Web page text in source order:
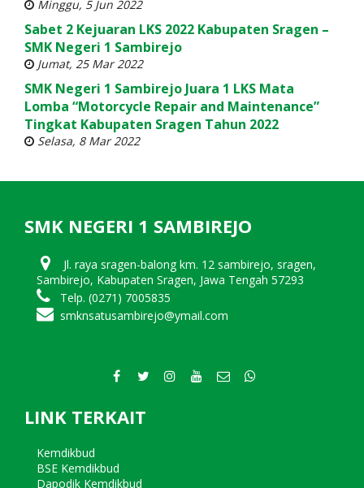
Minggu, 5 Jun 2022
Sabet 2 Kejuaran LKS 2022 Kabupaten Sragen –
SMK Negeri 1 Sambirejo
Jumat, 25 Mar 2022
SMK Negeri 1 Sambirejo Juara 1 LKS Mata
Lomba “Motorcycle Repair and Maintenance”
Tingkat Kabupaten Sragen Tahun 2022
Selasa, 8 Mar 2022
SMK NEGERI 1 SAMBIREJO
Jl. raya sragen-balong km. 12 sambirejo, sragen,
Sambirejo, Kabupaten Sragen, Jawa Tengah 57293
Telp. (0271) 7005835
smknsatusambirejo@ymail.com
LINK TERKAIT
Kemdikbud
BSE Kemdikbud
Dapodik Kemdikbud